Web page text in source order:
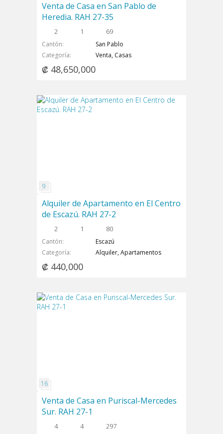
Venta de Casa en San Pablo de
Heredia. RAH 27-35
2 1 69
Cantón
San Pablo
Categoría
Venta, Casas
₡ 48,650,000
Alquiler de Apartamento en El Centro
de Escazú. RAH 27-2
2 1 80
Cantón
Escazú
Categoría
Alquiler, Apartamentos
₡ 440,000
Venta de Casa en Puriscal-Mercedes
Sur. RAH 27-1
4 4 297